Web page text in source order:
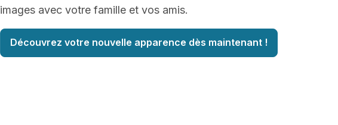
images avec votre famille et vos amis.
Découvrez votre nouvelle apparence dès maintenant !